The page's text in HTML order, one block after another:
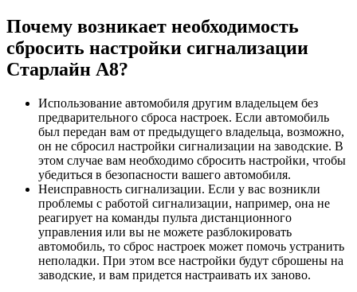
Почему возникает необходимость
сбросить настройки сигнализации
Старлайн А8?
Использование автомобиля другим владельцем без
предварительного сброса настроек. Если автомобиль
был передан вам от предыдущего владельца, возможно,
он не сбросил настройки сигнализации на заводские. В
этом случае вам необходимо сбросить настройки, чтобы
убедиться в безопасности вашего автомобиля.
Неисправность сигнализации. Если у вас возникли
проблемы с работой сигнализации, например, она не
реагирует на команды пульта дистанционного
управления или вы не можете разблокировать
автомобиль, то сброс настроек может помочь устранить
неполадки. При этом все настройки будут сброшены на
заводские, и вам придется настраивать их заново.